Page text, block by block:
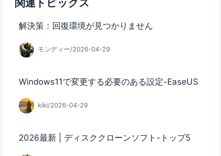
関連トピックス
解決策：回復環境が見つかりません
モンディー/2026-04-29
Windows11で変更する必要のある設定-EaseUS
kiki/2026-04-29
2026最新 | ディスククローンソフト-トップ5